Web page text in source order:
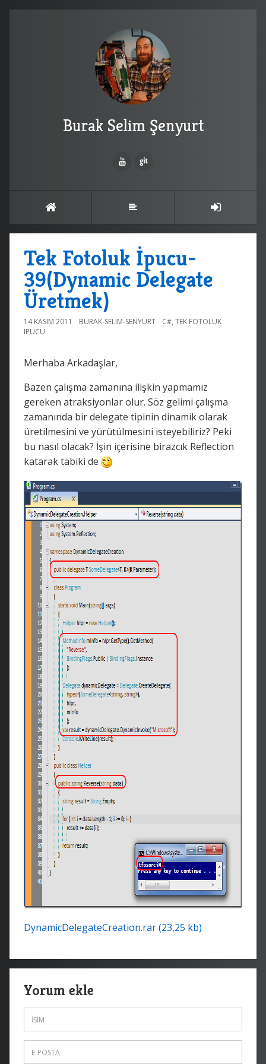
Burak Selim Şenyurt
Tek Fotoluk İpucu-
39(Dynamic Delegate
Üretmek)
14 KASIM 2011 BURAK-SELIM-SENYURT C#, TEK FOTOLUK
IPUCU
Merhaba Arkadaşlar,
Bazen çalışma zamanına ilişkin yapmamız
gereken atraksiyonlar olur. Söz gelimi çalışma
zamanında bir delegate tipinin dinamik olarak
üretilmesini ve yürütülmesini isteyebiliriz? Peki
bu nasıl olacak? İşin içerisine birazcık Reflection
katarak tabiki de
DynamicDelegateCreation.rar (23,25 kb)
Yorum ekle